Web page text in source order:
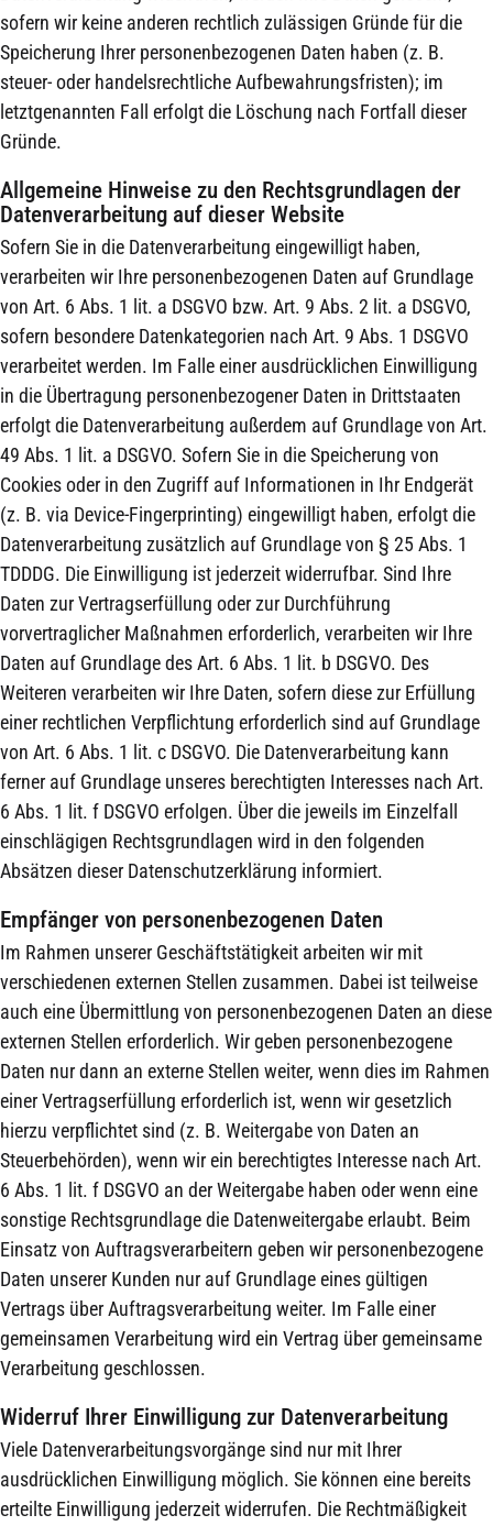
sofern wir keine anderen rechtlich zulässigen Gründe für die
Speicherung Ihrer personenbezogenen Daten haben (z. B.
steuer- oder handelsrechtliche Aufbewahrungsfristen); im
letztgenannten Fall erfolgt die Löschung nach Fortfall dieser
Gründe.
Allgemeine Hinweise zu den Rechtsgrundlagen der
Datenverarbeitung auf dieser Website
Sofern Sie in die Datenverarbeitung eingewilligt haben,
verarbeiten wir Ihre personenbezogenen Daten auf Grundlage
von Art. 6 Abs. 1 lit. a DSGVO bzw. Art. 9 Abs. 2 lit. a DSGVO,
sofern besondere Datenkategorien nach Art. 9 Abs. 1 DSGVO
verarbeitet werden. Im Falle einer ausdrücklichen Einwilligung
in die Übertragung personenbezogener Daten in Drittstaaten
erfolgt die Datenverarbeitung außerdem auf Grundlage von Art.
49 Abs. 1 lit. a DSGVO. Sofern Sie in die Speicherung von
Cookies oder in den Zugriff auf Informationen in Ihr Endgerät
(z. B. via Device-Fingerprinting) eingewilligt haben, erfolgt die
Datenverarbeitung zusätzlich auf Grundlage von § 25 Abs. 1
TDDDG. Die Einwilligung ist jederzeit widerrufbar. Sind Ihre
Daten zur Vertragserfüllung oder zur Durchführung
vorvertraglicher Maßnahmen erforderlich, verarbeiten wir Ihre
Daten auf Grundlage des Art. 6 Abs. 1 lit. b DSGVO. Des
Weiteren verarbeiten wir Ihre Daten, sofern diese zur Erfüllung
einer rechtlichen Verpflichtung erforderlich sind auf Grundlage
von Art. 6 Abs. 1 lit. c DSGVO. Die Datenverarbeitung kann
ferner auf Grundlage unseres berechtigten Interesses nach Art.
6 Abs. 1 lit. f DSGVO erfolgen. Über die jeweils im Einzelfall
einschlägigen Rechtsgrundlagen wird in den folgenden
Absätzen dieser Datenschutzerklärung informiert.
Empfänger von personenbezogenen Daten
Im Rahmen unserer Geschäftstätigkeit arbeiten wir mit
verschiedenen externen Stellen zusammen. Dabei ist teilweise
auch eine Übermittlung von personenbezogenen Daten an diese
externen Stellen erforderlich. Wir geben personenbezogene
Daten nur dann an externe Stellen weiter, wenn dies im Rahmen
einer Vertragserfüllung erforderlich ist, wenn wir gesetzlich
hierzu verpflichtet sind (z. B. Weitergabe von Daten an
Steuerbehörden), wenn wir ein berechtigtes Interesse nach Art.
6 Abs. 1 lit. f DSGVO an der Weitergabe haben oder wenn eine
sonstige Rechtsgrundlage die Datenweitergabe erlaubt. Beim
Einsatz von Auftragsverarbeitern geben wir personenbezogene
Daten unserer Kunden nur auf Grundlage eines gültigen
Vertrags über Auftragsverarbeitung weiter. Im Falle einer
gemeinsamen Verarbeitung wird ein Vertrag über gemeinsame
Verarbeitung geschlossen.
Widerruf Ihrer Einwilligung zur Datenverarbeitung
Viele Datenverarbeitungsvorgänge sind nur mit Ihrer
ausdrücklichen Einwilligung möglich. Sie können eine bereits
erteilte Einwilligung jederzeit widerrufen. Die Rechtmäßigkeit